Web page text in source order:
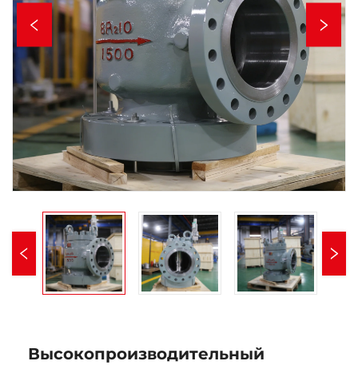
Высокопроизводительный